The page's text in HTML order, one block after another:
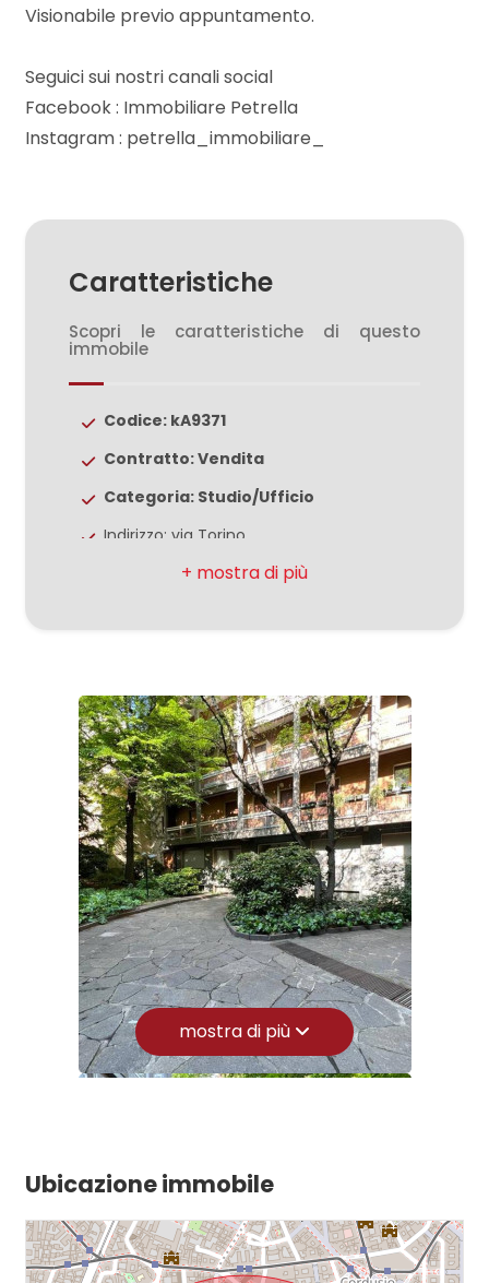
Visionabile previo appuntamento.
Seguici sui nostri canali social
Facebook : Immobiliare Petrella
Instagram : petrella_immobiliare_
Caratteristiche
Scopri le caratteristiche di questo
immobile
Codice: kA9371
Contratto: Vendita
Categoria: Studio/Ufficio
Indirizzo: via Torino
Comune: Milano
Locali: 4
Posizione: Centrale
Spese condominio: € 170
mostra di più
Ubicazione immobile
Locali
Qualsiasi
1